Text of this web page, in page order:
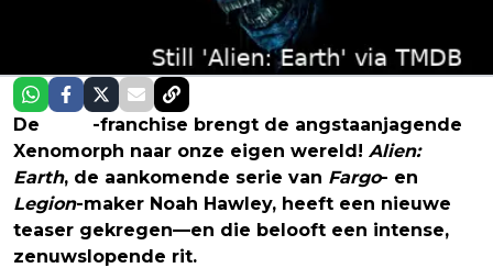
De
-franchise brengt de angstaanjagende
Xenomorph naar onze eigen wereld! Alien:
Earth, de aankomende serie van Fargo- en
Legion-maker Noah Hawley, heeft een nieuwe
teaser gekregen—en die belooft een intense,
zenuwslopende rit.